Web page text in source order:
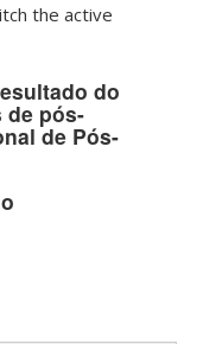
the active
do
de pós-
de Pós-